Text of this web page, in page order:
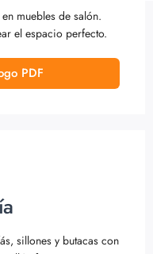
muebles de salón.
el espacio perfecto.
PDF
sillones y butacas con